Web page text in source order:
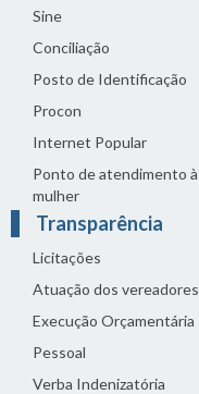
Sine
Conciliação
Posto de Identificação
Procon
Internet Popular
Ponto de atendimento à
mulher
Transparência
Licitações
Atuação dos vereadores
Execução Orçamentária
Pessoal
Verba Indenizatória